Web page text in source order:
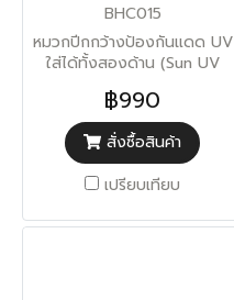
BHC015
หมวกปีกกว้างป้องกันแดด UV
ใส่ได้ทั้งสองด้าน (Sun UV
฿990
สั่งซื้อสินค้า
เปรียบเทียบ